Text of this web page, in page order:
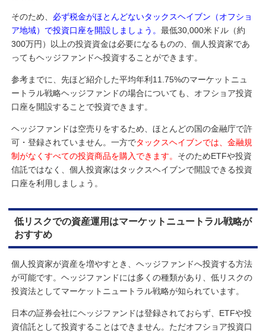
そのため、 必ず税金がほとんどないタックスヘイブン（オフショ
ア地域）で投資口座を開設しましょう。 最低30,000米ドル（約
300万円）以上の投資資金は必要になるものの、個人投資家であ
ってもヘッジファンドへ投資することができます。
参考までに、先ほど紹介した平均年利11.75%のマーケットニュ
ートラル戦略ヘッジファンドの場合についても、オフショア投資
口座を開設することで投資できます。
ヘッジファンドは空売りをするため、ほとんどの国の金融庁で許
可・登録されていません。一方でタックスヘイブンでは、金融規
制がなくすべての投資商品を購入できます。 そのためETFや投資
信託ではなく、個人投資家はタックスヘイブンで開設できる投資
口座を利用しましょう。
低リスクでの資産運用はマーケットニュートラル戦略が
おすすめ
個人投資家が資産を増やすとき、ヘッジファンドへ投資する方法
が可能です。ヘッジファンドには多くの種類があり、低リスクの
投資法としてマーケットニュートラル戦略が知られています。
日本の証券会社にヘッジファンドは登録されておらず、ETFや投
資信託として投資することはできません。ただオフショア投資口